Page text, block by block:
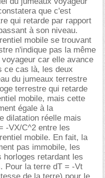
que c'est
qui retarde par rapport
à son niveau.
mobile se trouvant
n'indique pas la même
car elle avance
ce cas là, les deux
du jumeaux terrestre
terrestre qui retarde
mobile, mais cette
égale à la
dilatation réelle mais
-VX/C^2 entre les
mobile. En fait, la
pas immobile, les
horloges retardant les
Pour la terre dT = -Vt